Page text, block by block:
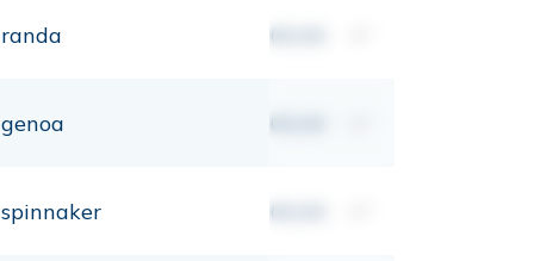
randa 00,00
genoa 00,00
spinnaker 00,00